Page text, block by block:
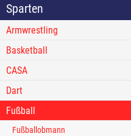
Sparten
Armwrestling
Basketball
CASA
Dart
Fußball
Fußballobmann